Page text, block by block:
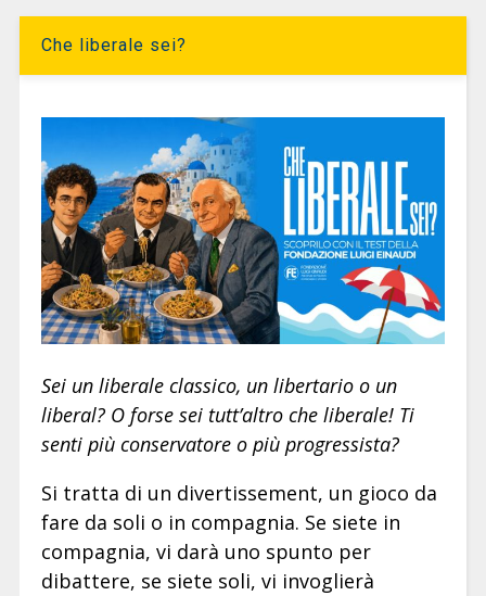
Che liberale sei?
Sei un liberale classico, un libertario o un
liberal? O forse sei tutt’altro che liberale! Ti
senti più conservatore o più progressista?
Si tratta di un divertissement, un gioco da
fare da soli o in compagnia. Se siete in
compagnia, vi darà uno spunto per
dibattere, se siete soli, vi invoglierà